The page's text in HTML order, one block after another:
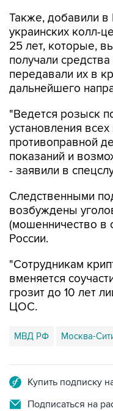
Также, добавили
украинских колл-
25 лет, которые,
получали
передавали их в
дальнейшего
"Ведется розыск
установления всех
противоправной
показаний и
- заявили в
Следственными
возбуждены
(мошенничество в
России.
"Сотрудникам
вменяется
грозит до 10 лет
ЦОС.
МВД РФ Москва-
Купить подписку
Подписаться на